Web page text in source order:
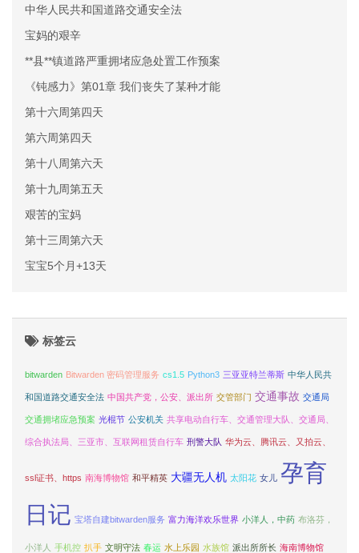
中华人民共和国道路交通安全法
宝妈的艰辛
**县**镇道路严重拥堵应急处置工作预案
《钝感力》第01章 我们丧失了某种才能
第十六周第四天
第六周第四天
第十八周第六天
第十九周第五天
艰苦的宝妈
第十三周第六天
宝宝5个月+13天
标签云
bitwarden Bitwarden 密码管理服务 cs1.5 Python3 三亚亚特兰蒂斯 中华人民共
和国道路交通安全法 中国共产党，公安、派出所 交管部门 交通事故 交通局
交通拥堵应急预案 光棍节 公安机关 共享电动自行车、交通管理大队、交通局、
综合执法局、三亚市、互联网租赁自行车 刑警大队 华为云、腾讯云、又拍云、
ssl证书、https 南海博物馆 和平精英 大疆无人机 太阳花 女儿 孕育
日记 宝塔自建bitwarden服务 富力海洋欢乐世界 小洋人，中药 布洛芬，
小洋人 手机控 扒手 文明守法 春运 水上乐园 水族馆 派出所所长 海南博物馆